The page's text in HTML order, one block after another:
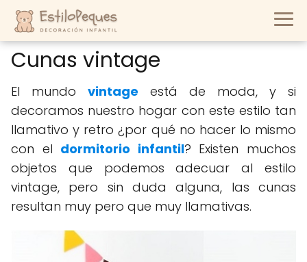
Cunas vintage
El mundo vintage
está de moda, y si
decoramos nuestro hogar con este estilo tan
llamativo y retro ¿por qué no hacer lo mismo
con el dormitorio infantil? Existen muchos
objetos que podemos adecuar al estilo
vintage, pero sin duda alguna, las cunas
resultan muy pero que muy llamativas.